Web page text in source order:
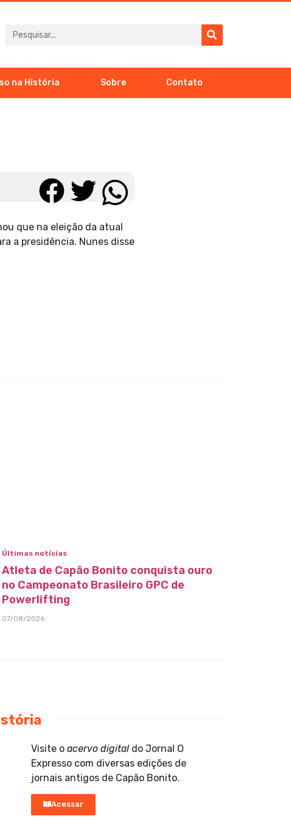
na História Sobre Contato
que na eleição da atual
a presidência. Nunes disse
Últimas notícias
Atleta de Capão Bonito conquista ouro
no Campeonato Brasileiro GPC de
Powerlifting
07/08/2026
Visite o acervo digital do Jornal O
Expresso com diversas edições de
jornais antigos de Capão Bonito.
Acessar